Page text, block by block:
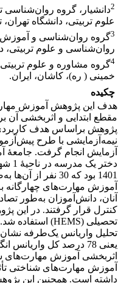
2دانشیار، گروه روان‌شناسی
علوم تربیتی، دانشگاه‎ ‎تهران، تهران، ایران. ‏
3گروه روان‌شناسی و آموزش
روان‌شناسی و علوم تربیتی،
4گروه مشاوره و علوم
خمینی ( ره)، کاشان، ایران.‏
چکیده
هدف این پژوهش آموزش
مقطع ابتدایی و اثربخشی آن
پژوهش براساس هدف
نیمه‌آزمایشی با طرح
1401 بود که 30
آموزش مهارت‌های چهارگانه
کنترل قرار گرفتند. در این
یعنی 78 درصد کل
اثربخشی آموزش مهارت‌های
آموزش مهارت‌های شناختی
داشته است. همچنین این